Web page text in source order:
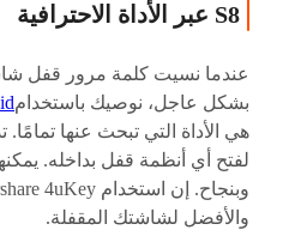
S8 عبر الأداة الاحترافية
بشكل عاجل، نوصيك باستخدام
والأفضل لشاشتك المقفلة.